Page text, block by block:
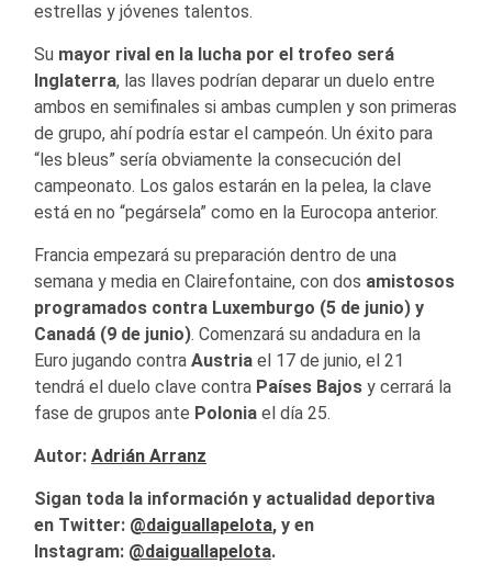
estrellas y jóvenes talentos.
Su mayor rival en la lucha por el trofeo será
Inglaterra, las llaves podrían deparar un duelo entre
ambos en semifinales si ambas cumplen y son primeras
de grupo, ahí podría estar el campeón. Un éxito para
“les bleus” sería obviamente la consecución del
campeonato. Los galos estarán en la pelea, la clave
está en no “pegársela” como en la Eurocopa anterior.
Francia empezará su preparación dentro de una
semana y media en Clairefontaine, con dos amistosos
programados contra Luxemburgo (5 de junio) y
Canadá (9 de junio). Comenzará su andadura en la
Euro jugando contra Austria el 17 de junio, el 21
tendrá el duelo clave contra Países Bajos y cerrará la
fase de grupos ante Polonia el día 25.
Autor: Adrián Arranz
Sigan toda la información y actualidad deportiva
en Twitter: @daiguallapelota, y en
Instagram: @daiguallapelota.